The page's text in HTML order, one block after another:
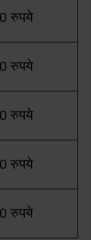
रुपये
रुपये
रुपये
रुपये
रुपये